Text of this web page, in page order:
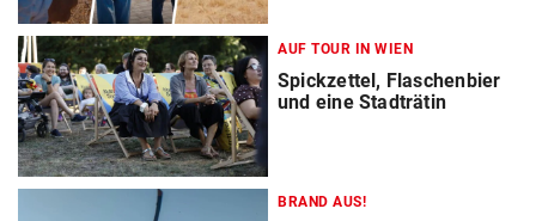
AUF TOUR IN WIEN
Spickzettel, Flaschenbier
und eine Stadträtin
BRAND AUS!